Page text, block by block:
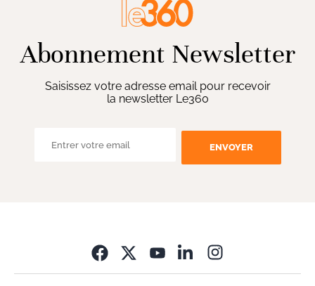
Abonnement Newsletter
Saisissez votre adresse email pour recevoir
la newsletter Le360
ENVOYER